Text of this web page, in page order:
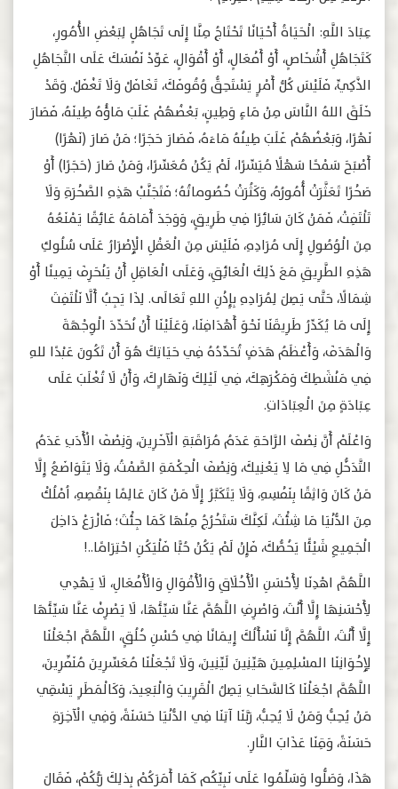
عِبَادَ اللَّهِ: الْحَيَاةُ أَحْيَانًا تَحْتَاجُ مِنَّا إِلَى تَجَاهُلٍ لِبَعْضِ اﻷْمُورِ،
كَتَجَاهُلِ أَشْخَاصٍ، أَوْ أَفْعَالٍ، أَوْ أَقْوَالٍ، عَوِّدْ نَفْسَكَ عَلَى التَّجَاهُلِ
الذَّكِيِّ، فَلَيْسَ كُلُّ أَمْرٍ يَسْتَحِقُّ وُقُوفَكَ، تَغَافَلْ وَلَا تَغْفَلْ. وَقَدْ
خَلَقَ اللهُ النَّاسَ مِنْ مَاءٍ وَطِينٍ، بَعْضُهُمْ غَلَبَ مَاؤُهُ طِينَهُ، فَصَارَ
نَهْرًا، وَبَعْضُهُمْ غَلَبَ طِينُهُ مَاءَهُ، فَصَارَ حَجَرًا؛ مَنْ صَارَ (نَهْرًا)
أَصْبَحَ سَمْحًا سَهْلًا مُيَسِّرًا، لَمْ يَكُنْ مُعَسِّرًا، وَمَنْ صَارَ (حَجَرًا) أَوْ
صَخْرًا تَعَثَّرَتْ أُمُورُهُ، وَكَثُرَتْ خُصُوماتُهُ؛ فَتَجَنَّبْ هَذِهِ الصَّخْرَةِ وَلَا
تَلْتَفِتْ، فَمَنْ كَانَ سَائِرًا فِي طَرِيقٍ، وَوَجَدَ أَمَامَهُ عَائِقًا يَمْنَعُهُ
مِنَ الْوُصُولِ إِلَى مُرَادِهِ، فَلَيْسَ مِنَ الْعَقْلِ الْإِصْرَارُ عَلَى سُلُوكِ
هَذِهِ الطَّرِيقِ مَعَ ذَلِكَ الْعَائِقِ، وَعَلَى الْعَاقِلِ أَنْ يَنْحَرِفَ يَمِينًا أَوْ
شِمَالًا، حَتَّى يَصِلَ لِمُرَادِهِ بِإِذْنِ اللهِ تَعَالَى. لِذَا يَجِبُ أَلَّا نَلْتَفِتَ
إِلَى مَا يُكَدِّرُ طَرِيقَنَا نَحْوَ أَهْدَافِنَا، وَعَلَيْنَا أَنْ نُحَدِّدَ الْوِجْهَةَ
وَالْهَدَفَ، وَأَعْظَمُ هَدَفٍ تُحَدِّدُهُ فِي حَيَاتِكَ هُوَ أَنْ تَكُونَ عَبْدًا للهِ
فِي مَنْشَطِكَ وَمَكْرَهِكَ، فِي لَيْلِكَ وَنَهَارِكَ، وَأَنْ لَا تُغْلَبَ عَلَى
عِبَادَةٍ مِنَ الْعِبَادَاتِ.
وَاعْلَمْ أَنَّ نِصْفَ الرَّاحَةِ عَدَمُ مُرَاقَبَةِ الْآخَرِينَ، وَنِصْفَ الْأَدَبِ عَدَمُ
التَّدَخُّلِ فِي مَا لِا يَعْنِيكَ، وَنِصْفَ الْحِكْمَةِ الصَّمْتُ، وَلَا يَتَوَاضَعُ إِلَّا
مَنْ كَانَ وَاثِقًا بِنَفْسِهِ، وَلَا يَتَكَبَّرُ إِلَّا مَنْ كَانَ عَالِمًا بِنَقْصِهِ، اُمْلُكْ
مِنَ الدُّنْيَا مَا شِئْتَ، لَكِنَّكَ سَتَخْرُجُ مِنْهَا كَمَا جِئْتَ؛ فَازْرَعْ دَاخِلَ
الْجَمِيعِ شَيْئًا يَخُصُّكَ، فَإِنْ لَمْ يَكُنْ حُبًّا فَلْيَكُنِ احْتِرَامًا..!
اللَّهُمَّ اهْدِنَا لِأَحْسَنِ الْأَخْلَاقِ وَالْأَقْوَالِ وَالْأَفْعَالِ، لَا يَهْدِي
لِأَحْسَنِهَا إِلَّا أَنْتَ، وَاصْرِفِ اللَّهُمَّ عَنَّا سَيِّئَهَا، لَا يَصْرِفْ عَنَّا سَيِّئَهَا
إِلَّا أَنْتَ، اللَّهُمَّ إِنَّا نَسْأَلُكَ إِيمَانًا فِي حُسْنِ خُلُقٍ، اللَّهُمَّ اجْعَلْنَا
لِإِخْوَانِنَا المسْلِمِينَ هَيِّنِينَ لَيِّنِينَ، وَلَا تَجْعَلْنَا مُعَسِّرِينَ مُنَفِّرِينَ،
اللَّهُمَّ اجْعَلْنَا كَالسَّحَابِ يَصِلُ الْقَرِيبَ وَالْبَعِيدَ، وَكَالْمَطَرِ يَسْقِي
مَنْ يُحِبُّ وَمَنْ لَا يُحِبُّ، رَبَّنَا آتِنَا فِي الدُّنْيَا حَسَنَةً، وَفِي الْآخِرَةِ
حَسَنَةً، وَقِنَا عَذَابَ النَّارِ.
هَذَا، وَصَلُّوا وَسَلِّمُوا عَلَى نَبِيِّكُم كَمَا أَمَرَكُمْ بِذلِكَ رَبُّكُمْ، فَقَالَ